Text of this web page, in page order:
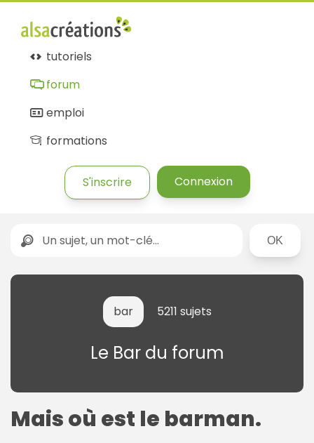
tutoriels
forum
emploi
formations
S'inscrire Connexion
Rechercher
bar 5211 sujets
Le Bar du forum
Mais où est le barman.